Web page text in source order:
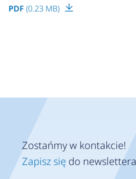
PDF (0.23 MB)
Zostańmy w kontakcie!
Zapisz się do newslettera